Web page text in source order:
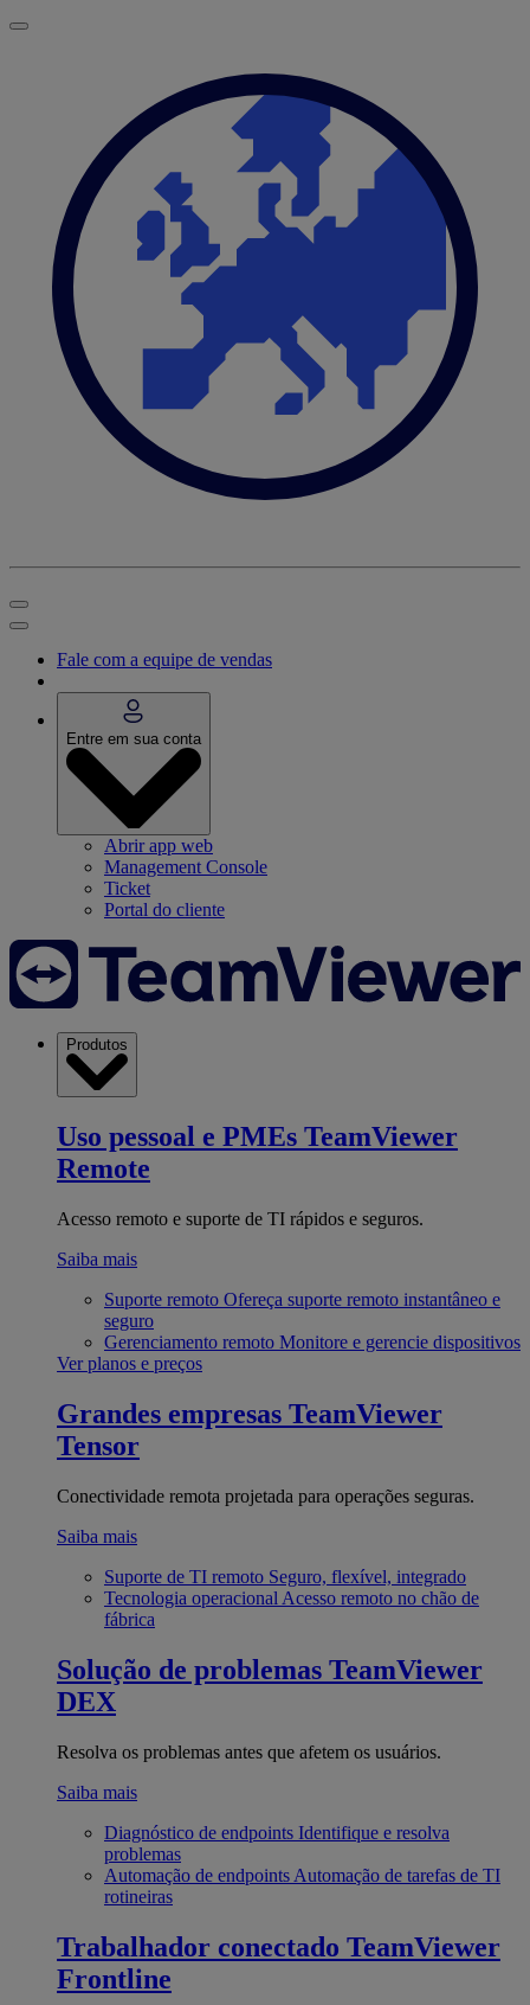
Fale com a equipe de vendas
Entre em sua conta
Abrir app web
Management Console
Ticket
Portal do cliente
Produtos
Uso pessoal e PMEs TeamViewer
Remote
Acesso remoto e suporte de TI rápidos e seguros.
Saiba mais
Suporte remoto Ofereça suporte remoto instantâneo e
seguro
Gerenciamento remoto Monitore e gerencie dispositivos
Ver planos e preços
Grandes empresas TeamViewer
Tensor
Conectividade remota projetada para operações seguras.
Saiba mais
Suporte de TI remoto Seguro, flexível, integrado
Tecnologia operacional Acesso remoto no chão de
fábrica
Solução de problemas TeamViewer
DEX
Resolva os problemas antes que afetem os usuários.
Saiba mais
Diagnóstico de endpoints Identifique e resolva
problemas
Automação de endpoints Automação de tarefas de TI
rotineiras
Trabalhador conectado TeamViewer
Frontline